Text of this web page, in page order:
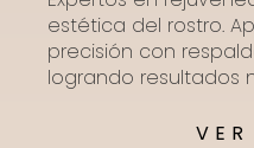
estética del rostro.
precisión con
logrando resultados